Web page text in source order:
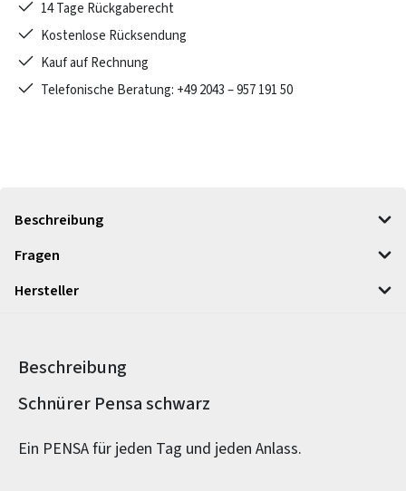
14 Tage Rückgaberecht
Kostenlose Rücksendung
Kauf auf Rechnung
Telefonische Beratung: +49 2043 – 957 191 50
Beschreibung
Fragen
Hersteller
Beschreibung
Produktinformationen
Schnürer Pensa schwarz
Ein PENSA für jeden Tag und jeden Anlass.